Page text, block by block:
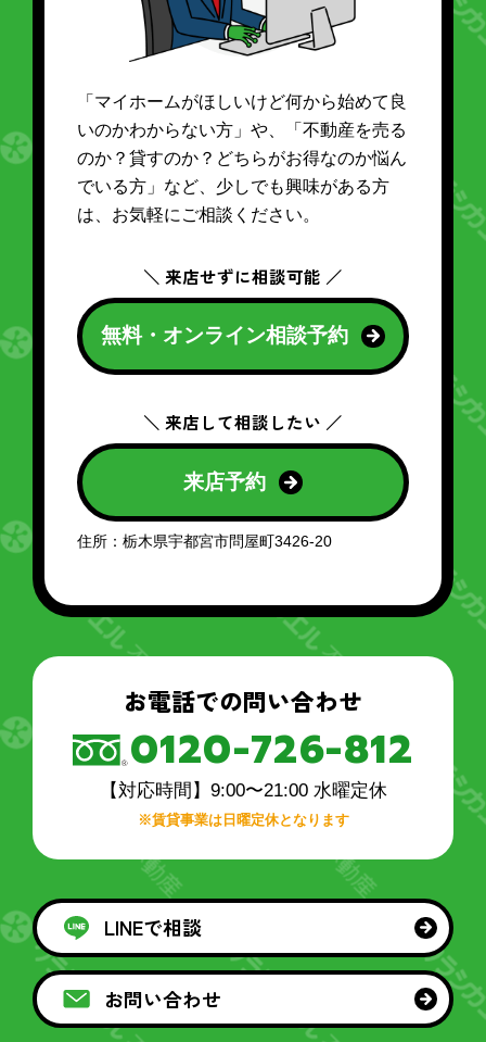
「マイホームがほしいけど何から始めて良
いのかわからない方」や、「不動産を売る
のか？貸すのか？どちらがお得なのか悩ん
でいる方」など、少しでも興味がある方
は、お気軽にご相談ください。
＼ 来店せずに相談可能 ／
無料・オンライン相談予約
＼ 来店して相談したい ／
来店予約
住所：栃木県宇都宮市問屋町3426-20
お電話での問い合わせ
0120-726-812
【対応時間】9:00〜21:00 水曜定休
※賃貸事業は日曜定休となります
LINEで相談
お問い合わせ